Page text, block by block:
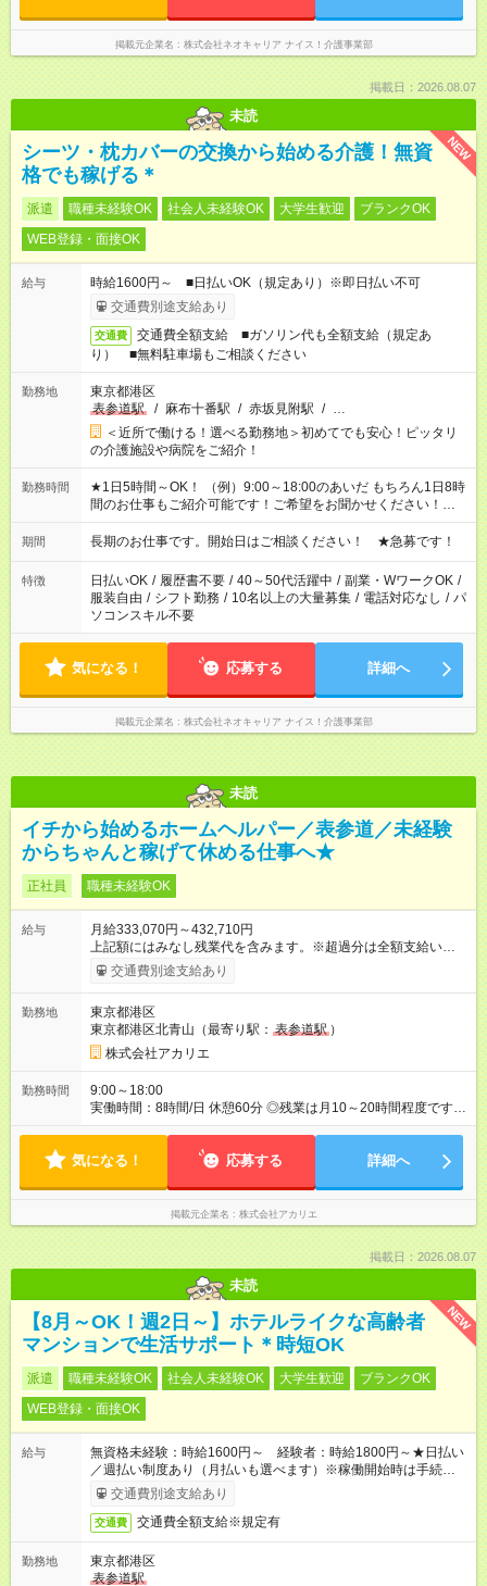
掲載元企業名 株式会社ネオキャリア ナイス！介護事業部
掲載日：2026.08.07
未読
NEW
シーツ・枕カバーの交換から始める介護！無資
格でも稼げる＊
派遣 職種未経験OK 社会人未経験OK 大学生歓迎
ブランクOK
WEB登録・面接OK
給与
時給1600円～ ■日払いOK（規定あり）※即日払い不可
交通費別途支給あり
交通費
交通費全額支給 ■ガソリン代も全額支給（規定あ
り） ■無料駐車場もご相談ください
勤務地
東京都港区
表参道駅
/ 麻布十番駅 / 赤坂見附駅 / …
＜近所で働ける！選べる勤務地＞初めてでも安心！ピッタリ
の介護施設や病院をご紹介！
勤務時間
★1日5時間～OK！ （例）9:00～18:00のあいだ もちろん1日8時
間のお仕事もご紹介可能です！ご希望をお聞かせください！★家
庭の都合でお休みが必要な場合も遠慮なくご相談ください。 ※
週最低15時間以上の勤務が必要です
期間 長期のお仕事です。開始日はご相談ください！ ★急募です！
特徴 日払いOK / 履歴書不要 / 40～50代活躍中 / 副業・WワークOK /
服装自由 / シフト勤務 / 10名以上の大量募集 / 電話対応なし / パ
ソコンスキル不要
気になる！ 応募する 詳細へ
掲載元企業名 株式会社ネオキャリア ナイス！介護事業部
未読
イチから始めるホームヘルパー／表参道／未経験
からちゃんと稼げて休める仕事へ★
正社員 職種未経験OK
給与
月給333,070円～432,710円
上記額にはみなし残業代を含みます。※超過分は全額支給いたし
ます。 みなし残業代 42,270円 ～ 54,910円／月 みなし残業時
間 20時間／月 ※資格・経験により記載金額から変動の可能性あ
態、給与は本採用時と同じです。
交通費別途支給あり
勤務地
東京都港区
東京都港区北青山（最寄り駅： 表参道駅 ）
株式会社アカリエ
勤務時間
9:00～18:00
実働時間：8時間/日 休憩60分 ◎残業は月10～20時間程度です！
◎お客様のご依頼により前後する可能性があります。
気になる！ 応募する 詳細へ
掲載元企業名 株式会社アカリエ
掲載日：2026.08.07
未読
NEW
【8月～OK！週2日～】ホテルライクな高齢者
マンションで生活サポート＊時短OK
派遣 職種未経験OK 社会人未経験OK 大学生歓迎
ブランクOK
WEB登録・面接OK
給与
無資格未経験：時給1600円～ 経験者：時給1800円～★日払い
／週払い制度あり（月払いも選べます）※稼働開始時は手続き完
了次第のお支払いとなります。
交通費別途支給あり
交通費 交通費全額支給※規定有
勤務地
東京都港区
表参道駅